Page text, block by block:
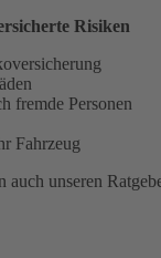
Risiken
fremde Personen
Fahrzeug
unseren